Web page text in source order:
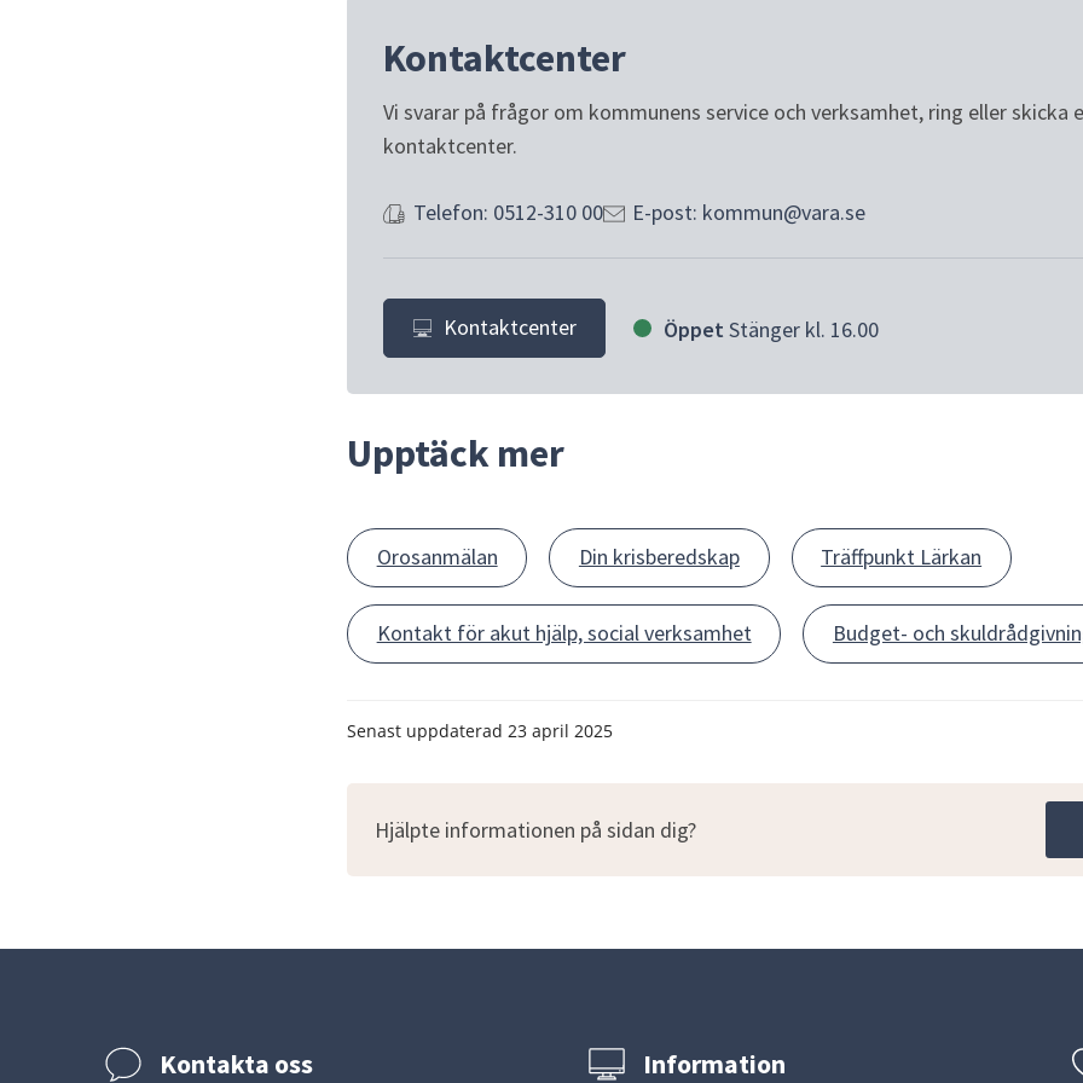
Kontaktcenter
Vi svarar på frågor om kommunens service och verksamhet, ring eller skicka
kontaktcenter.
Telefon: 0512-310 00 E-post: kommun@vara.se
Kontaktcenter Öppet Stänger kl. 16.00
Upptäck mer
Orosanmälan Din krisberedskap Träffpunkt Lärkan
Kontakt för akut hjälp, social verksamhet Budget- och
Senast uppdaterad 23 april 2025
Hjälpte informationen på sidan dig?
Kontakta oss Information